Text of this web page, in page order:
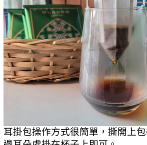
耳掛包操作方式很簡單，撕開上